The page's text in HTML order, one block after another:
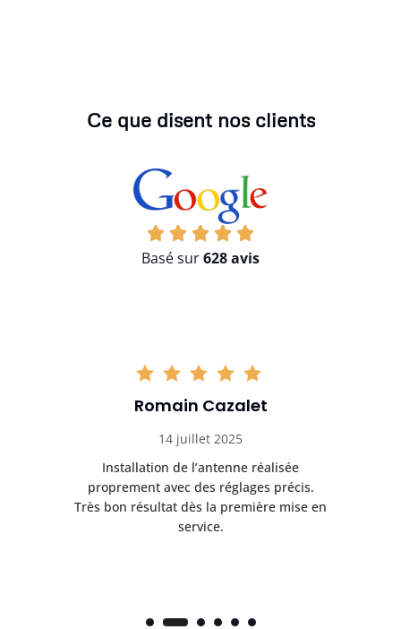
Ce que disent nos clients
Basé sur628 avis
Romain Cazalet
14 juillet 2025
Installation de l’antenne réalisée
proprement avec des réglages précis.
Très bon résultat dès la première mise en
service.